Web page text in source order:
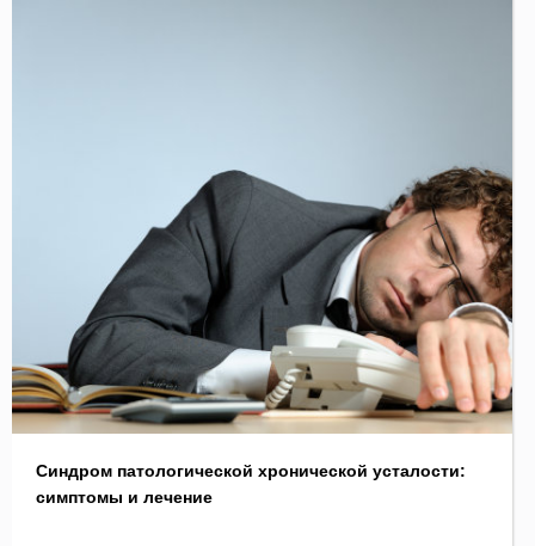
Синдром патологической хронической усталости:
симптомы и лечение